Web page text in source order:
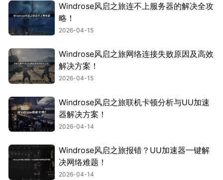
Windrose风启之旅连不上服务器的解决全攻
略！
2026-04-15
Windrose风启之旅网络连接失败原因及高效
解决方案！
2026-04-15
Windrose风启之旅联机卡顿分析与UU加速
器解决方案！
2026-04-14
Windrose风启之旅报错？UU加速器一键解
决网络难题！
2026-04-14